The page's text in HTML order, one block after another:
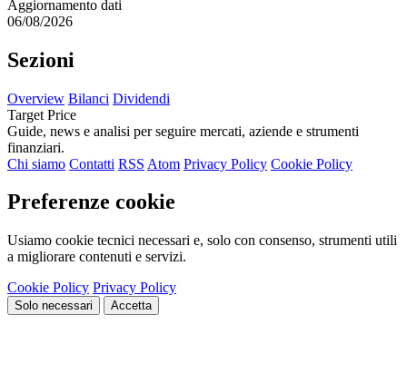
Aggiornamento dati
06/08/2026
Sezioni
Overview Bilanci Dividendi
Target Price
Guide, news e analisi per seguire mercati, aziende e strumenti
finanziari.
Chi siamo Contatti RSS Atom Privacy Policy Cookie Policy
Preferenze cookie
Usiamo cookie tecnici necessari e, solo con consenso, strumenti utili
a migliorare contenuti e servizi.
Cookie Policy Privacy Policy
Solo necessari Accetta